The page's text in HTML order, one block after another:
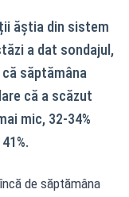
ăștia din sistem
a dat sondajul,
că săptămâna
că a scăzut
mic, 32-34%
de săptămâna